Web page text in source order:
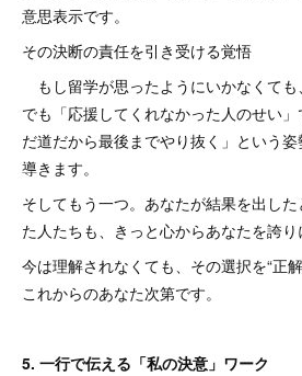
意思表示です。
その決断の責任を引き受ける覚悟
もし留学が思ったようにいかなくても
でも「応援してくれなかった人のせい
だ道だから最後までやり抜く」という
導きます。
そしてもう一つ。あなたが結果を出し
た人たちも、きっと心からあなたを誇り
今は理解されなくても、その選択を“正
これからのあなた次第です。
5. 一行で伝える「私の決意」ワーク